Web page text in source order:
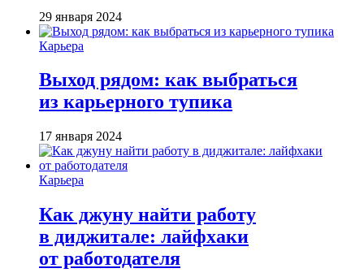
29 января 2024
Карьера
Выход рядом: как выбраться
из карьерного тупика
17 января 2024
Карьера
Как джуну найти работу
в диджитале: лайфхаки
от работодателя